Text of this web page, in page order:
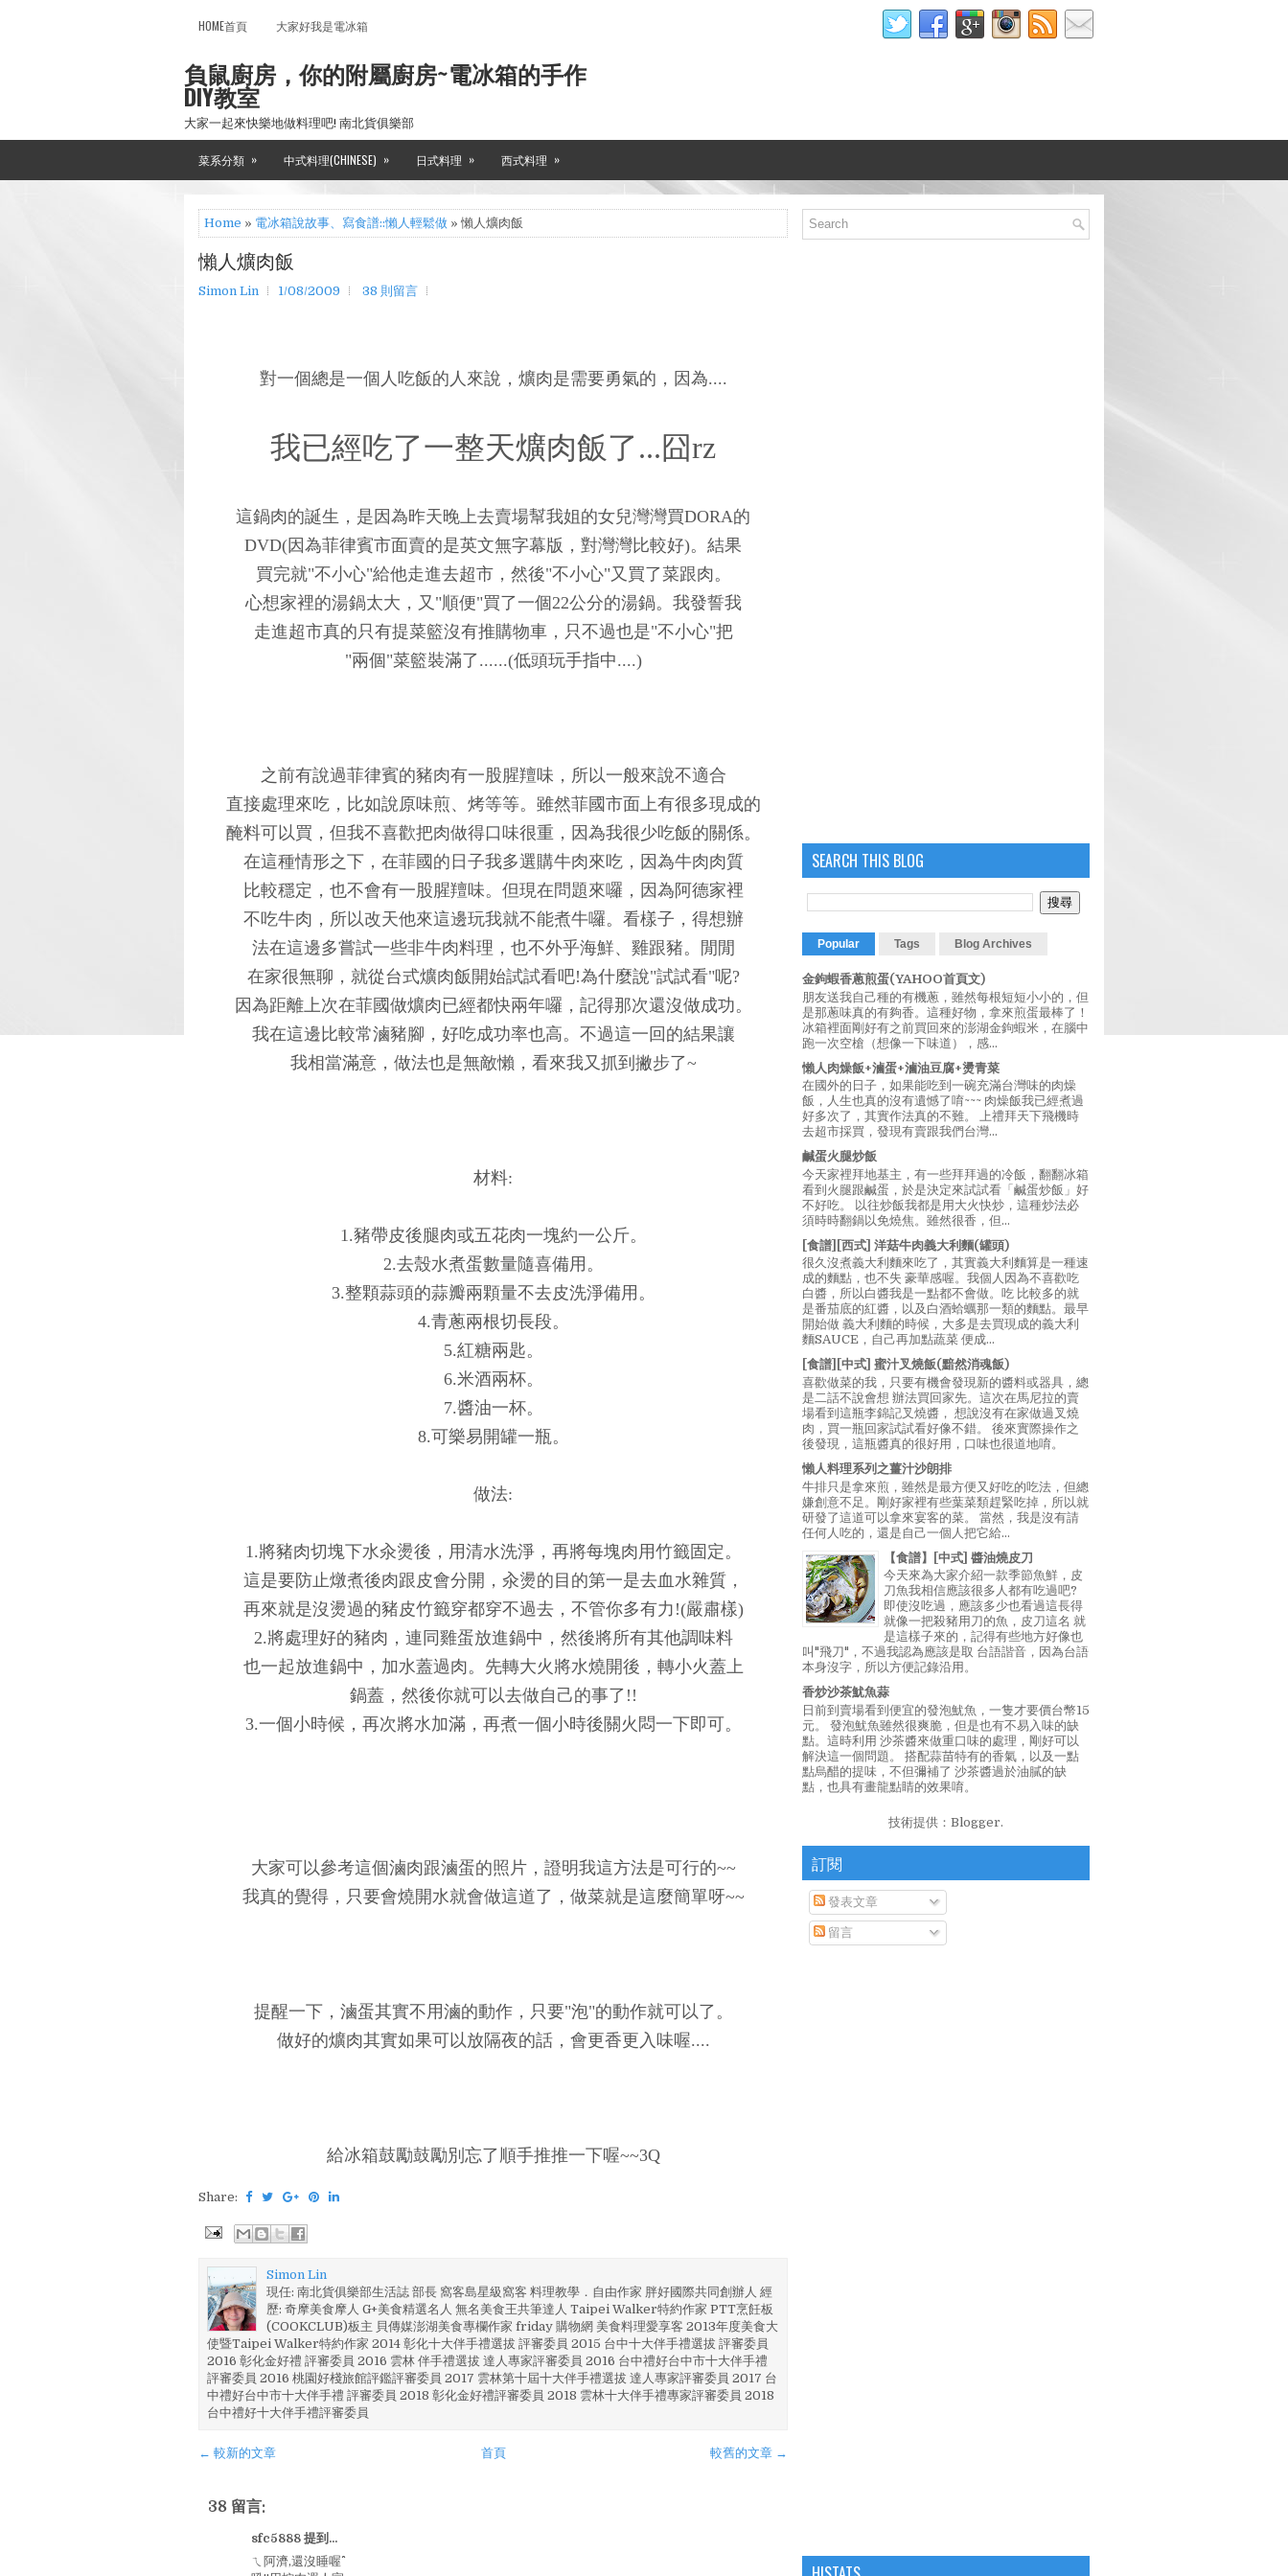
HOME首頁 大家好我是電冰箱
負鼠廚房，你的附屬廚房~電冰箱的手作
DIY教室
大家一起來快樂地做料理吧! 南北貨俱樂部
菜系分類 » 中式料理(CHINESE) » 日式料理 » 西式料理 »
Home » 電冰箱說故事、寫食譜::懶人輕鬆做 » 懶人爌肉飯
懶人爌肉飯
Simon Lin 1/08/2009 38 則留言
對一個總是一個人吃飯的人來說，爌肉是需要勇氣的，因為....
我已經吃了一整天爌肉飯了...囧rz
這鍋肉的誕生，是因為昨天晚上去賣場幫我姐的女兒灣灣買DORA的
DVD(因為菲律賓市面賣的是英文無字幕版，對灣灣比較好)。結果
買完就"不小心"給他走進去超市，然後"不小心"又買了菜跟肉。
心想家裡的湯鍋太大，又"順便"買了一個22公分的湯鍋。我發誓我
走進超市真的只有提菜籃沒有推購物車，只不過也是"不小心"把
"兩個"菜籃裝滿了......(低頭玩手指中....)
之前有說過菲律賓的豬肉有一股腥羶味，所以一般來說不適合
直接處理來吃，比如說原味煎、烤等等。雖然菲國市面上有很多現成的
醃料可以買，但我不喜歡把肉做得口味很重，因為我很少吃飯的關係。
在這種情形之下，在菲國的日子我多選購牛肉來吃，因為牛肉肉質
比較穩定，也不會有一股腥羶味。但現在問題來囉，因為阿德家裡
不吃牛肉，所以改天他來這邊玩我就不能煮牛囉。看樣子，得想辦
法在這邊多嘗試一些非牛肉料理，也不外乎海鮮、雞跟豬。閒閒
在家很無聊，就從台式爌肉飯開始試試看吧!為什麼說"試試看"呢?
因為距離上次在菲國做爌肉已經都快兩年囉，記得那次還沒做成功。
我在這邊比較常滷豬腳，好吃成功率也高。不過這一回的結果讓
我相當滿意，做法也是無敵懶，看來我又抓到撇步了~
材料:
1.豬帶皮後腿肉或五花肉一塊約一公斤。
2.去殼水煮蛋數量隨喜備用。
3.整顆蒜頭的蒜瓣兩顆量不去皮洗淨備用。
4.青蔥兩根切長段。
5.紅糖兩匙。
6.米酒兩杯。
7.醬油一杯。
8.可樂易開罐一瓶。
做法:
1.將豬肉切塊下水汆燙後，用清水洗淨，再將每塊肉用竹籤固定。
這是要防止燉煮後肉跟皮會分開，汆燙的目的第一是去血水雜質，
再來就是沒燙過的豬皮竹籤穿都穿不過去，不管你多有力!(嚴肅樣)
2.將處理好的豬肉，連同雞蛋放進鍋中，然後將所有其他調味料
也一起放進鍋中，加水蓋過肉。先轉大火將水燒開後，轉小火蓋上
鍋蓋，然後你就可以去做自己的事了!!
3.一個小時候，再次將水加滿，再煮一個小時後關火悶一下即可。
大家可以參考這個滷肉跟滷蛋的照片，證明我這方法是可行的~~
我真的覺得，只要會燒開水就會做這道了，做菜就是這麼簡單呀~~
提醒一下，滷蛋其實不用滷的動作，只要"泡"的動作就可以了。
做好的爌肉其實如果可以放隔夜的話，會更香更入味喔....
給冰箱鼓勵鼓勵別忘了順手推推一下喔~~3Q
Share:
Simon Lin
現任: 南北貨俱樂部生活誌 部長 窩客島星級窩客 料理教學．自由作家 胖好國際共同創辦人 經
歷: 奇摩美食摩人 G+美食精選名人 無名美食王共筆達人 Taipei Walker特約作家 PTT烹飪板
(COOKCLUB)板主 貝傳媒澎湖美食專欄作家 friday 購物網 美食料理愛享客 2013年度美食大
使暨Taipei Walker特約作家 2014 彰化十大伴手禮選拔 評審委員 2015 台中十大伴手禮選拔 評審委員
2016 彰化金好禮 評審委員 2016 雲林 伴手禮選拔 達人專家評審委員 2016 台中禮好台中市十大伴手禮
評審委員 2016 桃園好棧旅館評鑑評審委員 2017 雲林第十屆十大伴手禮選拔 達人專家評審委員 2017 台
中禮好台中市十大伴手禮 評審委員 2018 彰化金好禮評審委員 2018 雲林十大伴手禮專家評審委員 2018
台中禮好十大伴手禮評審委員
← 較新的文章 較舊的文章 →
首頁
38 留言:
sfc5888 提到...
ㄟ阿濟,還沒睡喔^^
SEARCH THIS BLOG
Popular Tags Blog Archives
金鉤蝦香蔥煎蛋(YAHOO首頁文)
朋友送我自己種的有機蔥，雖然每根短短小小的，但
是那蔥味真的有夠香。這種好物，拿來煎蛋最棒了！
冰箱裡面剛好有之前買回來的澎湖金鉤蝦米，在腦中
跑一次空槍（想像一下味道），感...
懶人肉燥飯+滷蛋+滷油豆腐+燙青菜
在國外的日子，如果能吃到一碗充滿台灣味的肉燥
飯，人生也真的沒有遺憾了唷~~~ 肉燥飯我已經煮過
好多次了，其實作法真的不難。 上禮拜天下飛機時
去超市採買，發現有賣跟我們台灣...
鹹蛋火腿炒飯
今天家裡拜地基主，有一些拜拜過的冷飯，翻翻冰箱
看到火腿跟鹹蛋，於是決定來試試看「鹹蛋炒飯」好
不好吃。 以往炒飯我都是用大火快炒，這種炒法必
須時時翻鍋以免燒焦。雖然很香，但...
[食譜][西式] 洋菇牛肉義大利麵(罐頭)
很久沒煮義大利麵來吃了，其實義大利麵算是一種速
成的麵點，也不失 豪華感喔。我個人因為不喜歡吃
白醬，所以白醬我是一點都不會做。吃 比較多的就
是番茄底的紅醬，以及白酒蛤蠣那一類的麵點。最早
開始做 義大利麵的時候，大多是去買現成的義大利
麵SAUCE，自己再加點蔬菜 便成...
[食譜][中式] 蜜汁叉燒飯(黯然消魂飯)
喜歡做菜的我，只要有機會發現新的醬料或器具，總
是二話不說會想 辦法買回家先。這次在馬尼拉的賣
場看到這瓶李錦記叉燒醬， 想說沒有在家做過叉燒
肉，買一瓶回家試試看好像不錯。 後來實際操作之
後發現，這瓶醬真的很好用，口味也很道地唷。
懶人料理系列之薑汁沙朗排
牛排只是拿來煎，雖然是最方便又好吃的吃法，但總
嫌創意不足。剛好家裡有些葉菜類趕緊吃掉，所以就
研發了這道可以拿來宴客的菜。 當然，我是沒有請
任何人吃的，還是自己一個人把它給...
【食譜】[中式] 醬油燒皮刀
今天來為大家介紹一款季節魚鮮，皮
刀魚我相信應該很多人都有吃過吧?
即使沒吃過，應該多少也看過這長得
就像一把殺豬用刀的魚，皮刀這名 就
是這樣子來的，記得有些地方好像也
叫"飛刀"，不過我認為應該是取 台語諧音，因為台語
本身沒字，所以方便記錄沿用。
香炒沙茶魷魚蒜
日前到賣場看到便宜的發泡魷魚，一隻才要價台幣15
元。 發泡魷魚雖然很爽脆，但是也有不易入味的缺
點。這時利用 沙茶醬來做重口味的處理，剛好可以
解決這一個問題。 搭配蒜苗特有的香氣，以及一點
點烏醋的提味，不但彌補了 沙茶醬過於油膩的缺
點，也具有畫龍點睛的效果唷。
技術提供： Blogger.
訂閱
發表文章
留言